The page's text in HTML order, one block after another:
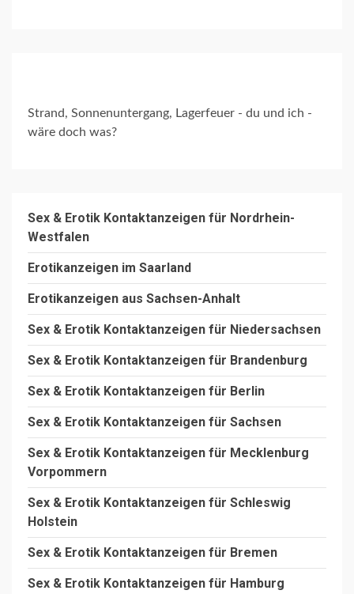
Strand, Sonnenuntergang, Lagerfeuer - du und ich -
wäre doch was?
Sex & Erotik Kontaktanzeigen für Nordrhein-
Westfalen
Erotikanzeigen im Saarland
Erotikanzeigen aus Sachsen-Anhalt
Sex & Erotik Kontaktanzeigen für Niedersachsen
Sex & Erotik Kontaktanzeigen für Brandenburg
Sex & Erotik Kontaktanzeigen für Berlin
Sex & Erotik Kontaktanzeigen für Sachsen
Sex & Erotik Kontaktanzeigen für Mecklenburg
Vorpommern
Sex & Erotik Kontaktanzeigen für Schleswig
Holstein
Sex & Erotik Kontaktanzeigen für Bremen
Sex & Erotik Kontaktanzeigen für Hamburg